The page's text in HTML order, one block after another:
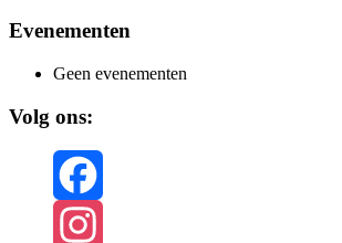
Evenementen
Geen evenementen
Volg ons:
Facebook